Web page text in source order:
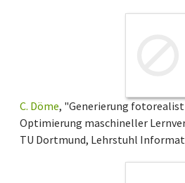
C. Döme, "Generierung
Optimierung maschineller
TU Dortmund, Lehrstuhl